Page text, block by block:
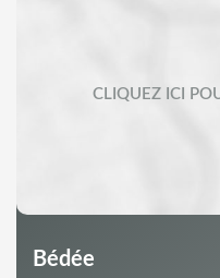
Bédée